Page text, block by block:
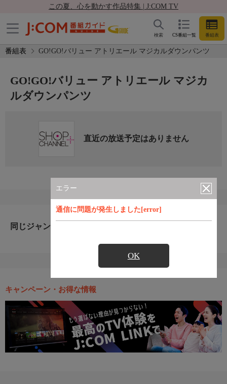
この夏、心を動かす作品特集 | J:COM TV
CS番組一覧 番組表
検索
番組表 GO!GO!バリュー アトリエール マジカルダウンパンツ
エラー
通信に問題が発生しました[error]
OK
GO!GO!バリュー アトリエール マジカ
ルダウンパンツ
直近の放送予定はありません
同じジャンルのおすすめ番組
キャンペーン・お得な情報